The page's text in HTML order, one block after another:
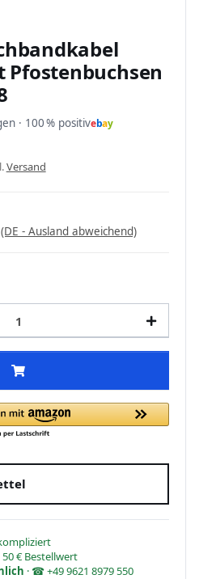
Pfostenbuchsen
· 100 % positivebay
Versand
(DE - Ausland abweichend)
50 € Bestellwert
· ☎ +49 9621 8979 550